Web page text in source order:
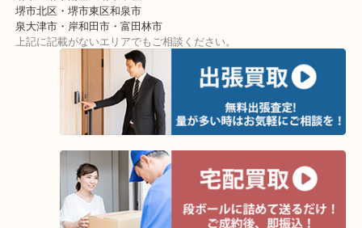
・当店の特徴
アクロスモールにある店舗なのでお買い物の最中にも立ち寄りしや
ショッピングモールに店舗があるので無料駐車場も完備！
土日祝日休まず年中無休で営業中！※年末年始を除く
全国280カ所で展開しているのでスケールメリットで高額査定！
貴金属などのほかにも絵画や骨董品・家電なども幅広くお買取りを